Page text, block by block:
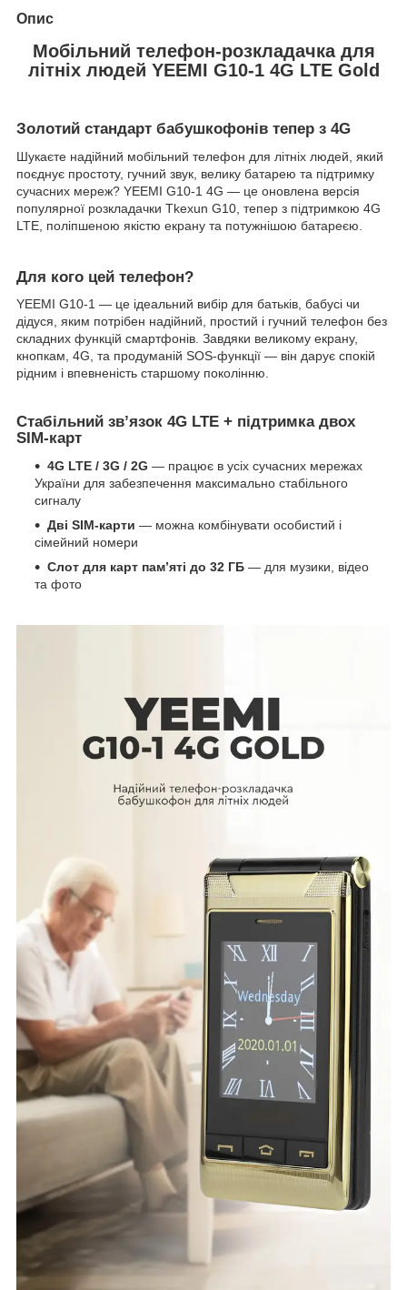
Опис
Мобільний телефон-розкладачка для
літніх людей YEEMI G10-1 4G LTE Gold
Золотий стандарт бабушкофонів тепер з 4G
Шукаєте надійний мобільний телефон для літніх людей, який
поєднує простоту, гучний звук, велику батарею та підтримку
сучасних мереж? YEEMI G10-1 4G — це оновлена версія
популярної розкладачки Tkexun G10, тепер з підтримкою 4G
LTE, поліпшеною якістю екрану та потужнішою батареєю.
Для кого цей телефон?
YEEMI G10-1 — це ідеальний вибір для батьків, бабусі чи
дідуся, яким потрібен надійний, простий і гучний телефон без
складних функцій смартфонів. Завдяки великому екрану,
кнопкам, 4G, та продуманій SOS-функції — він дарує спокій
рідним і впевненість старшому поколінню.
Стабільний звʼязок 4G LTE + підтримка двох
SIM-карт
4G LTE / 3G / 2G — працює в усіх сучасних мережах
України для забезпечення максимально стабільного
сигналу
Дві SIM-карти — можна комбінувати особистий і
сімейний номери
Слот для карт пам’яті до 32 ГБ — для музики, відео
та фото